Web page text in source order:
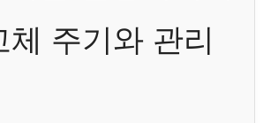
체 주기와 관리